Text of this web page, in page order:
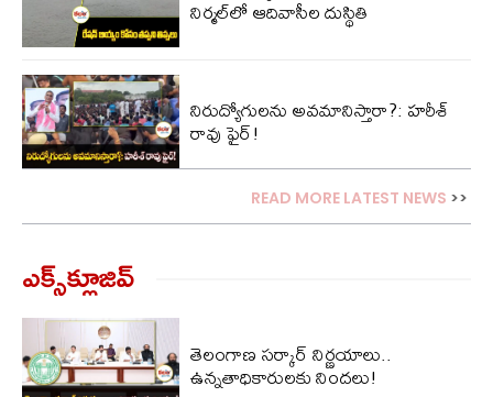
నిర్మల్‌లో ఆదివాసీల దుస్థితి
నిరుద్యోగులను అవమానిస్తారా?: హరీశ్
రావు ఫైర్!
READ MORE LATEST NEWS >>
ఎక్స్‌క్లూజివ్‌
తెలంగాణ సర్కార్ నిర్ణయాలు..
ఉన్నతాధికారులకు నిందలు!